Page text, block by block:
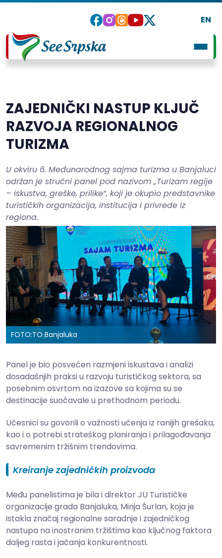
EN
ZAJEDNIČKI NASTUP KLJUČ
RAZVOJA REGIONALNOG
TURIZMA
U okviru 6. Međunarodnog sajma turizma u Banjaluci
održan je stručni panel pod nazivom „Turizam regije
– iskustva, greške, prilike“, koji je okupio predstavnike
turističkih organizacija, institucija i privrede iz
regiona.
FOTO:TO Banjaluka
Panel je bio posvećen razmjeni iskustava i analizi
dosadašnjih praksi u razvoju turističkog sektora, sa
posebnim osvrtom na izazove sa kojima su se
destinacije suočavale u prethodnom periodu.
Učesnici su govorili o važnosti učenja iz ranijih grešaka,
kao i o potrebi strateškog planiranja i prilagođavanja
savremenim tržišnim trendovima.
Kreiranje zajedničkih proizvoda
Među panelistima je bila i direktor JU Turističke
organizacije grada Banjaluka, Minja Šurlan, koja je
istakla značaj regionalne saradnje i zajedničkog
nastupa na inostranim tržištima kao ključnog faktora
daljeg rasta i jačanja konkurentnosti.